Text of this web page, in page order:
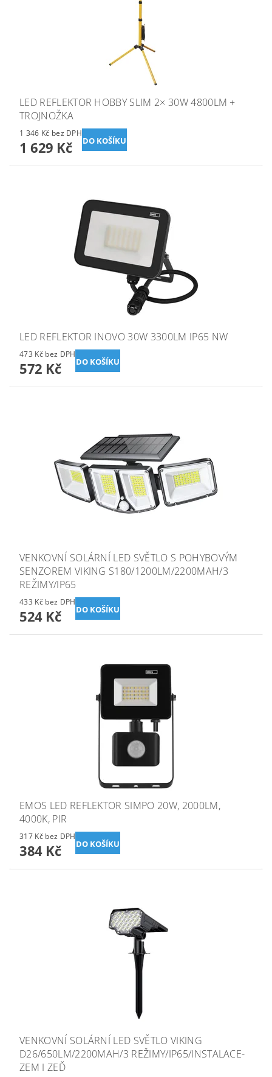
LED REFLEKTOR HOBBY SLIM 2× 30W 4800LM +
TROJNOŽKA
1 346 Kč bez DPH
1 629 Kč
LED REFLEKTOR INOVO 30W 3300LM IP65 NW
473 Kč bez DPH
572 Kč
VENKOVNÍ SOLÁRNÍ LED SVĚTLO S POHYBOVÝM
SENZOREM VIKING S180/1200LM/2200MAH/3
REŽIMY/IP65
433 Kč bez DPH
524 Kč
EMOS LED REFLEKTOR SIMPO 20W, 2000LM,
4000K, PIR
317 Kč bez DPH
384 Kč
VENKOVNÍ SOLÁRNÍ LED SVĚTLO VIKING
D26/650LM/2200MAH/3 REŽIMY/IP65/INSTALACE-
ZEM I ZEĎ